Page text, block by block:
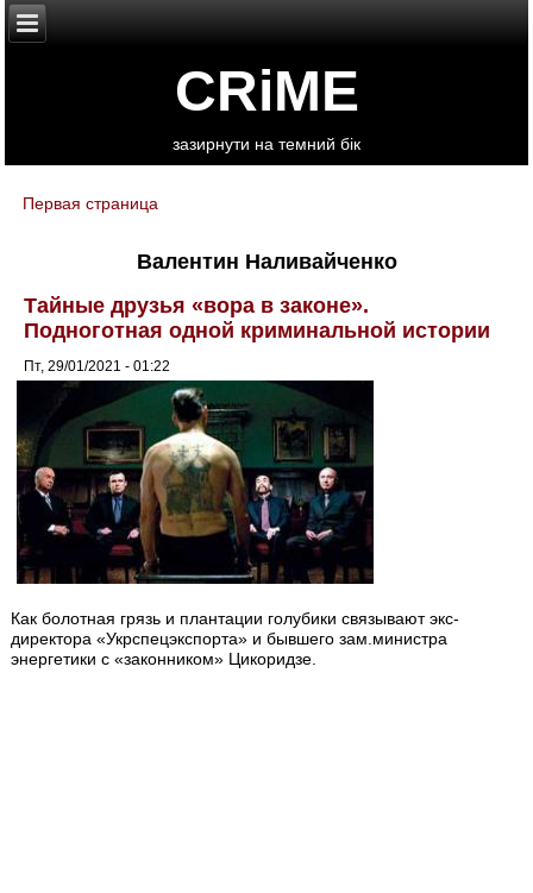
CRiME
зазирнути на темний бік
You are here
Первая страница
Валентин Наливайченко
Тайные друзья «вора в законе».
Подноготная одной криминальной истории
Пт, 29/01/2021 - 01:22
Как болотная грязь и плантации голубики связывают экс-
директора «Укрспецэкспорта» и бывшего зам.министра
энергетики с «законником» Цикоридзе.